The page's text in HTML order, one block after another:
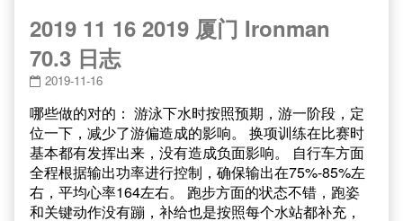
2019 11 16 2019 厦门 Ironman
70.3 日志
2019-11-16
哪些做的对的： 游泳下水时按照预期，游一阶段，定
位一下，减少了游偏造成的影响。 换项训练在比赛时
基本都有发挥出来，没有造成负面影响。 自行车方面
全程根据输出功率进行控制，确保输出在75%-85%左
右，平均心率164左右。 跑步方面的状态不错，跑姿
和关键动作没有蹦，补给也是按照每个水站都补充，